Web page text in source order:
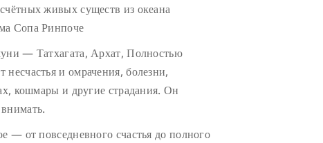
живых существ из океана
Сопа Ринпоче
— Татхагата, Архат, Полностью
и омрачения, болезни,
кошмары и другие страдания. Он
— от повседневного счастья до полного